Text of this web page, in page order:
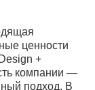
ценности
+
компании —
подход. В